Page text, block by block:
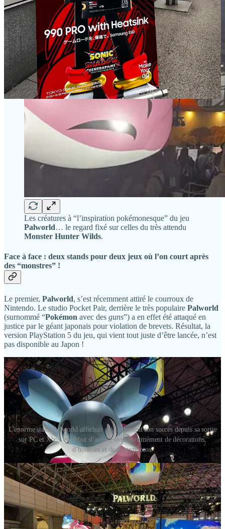
Les créatures à “l’inspiration pokémonesque” du jeu
Palworld… le regard fixé sur celles du très attendu
Monster Hunter Wilds.
Face à face : deux stands pour deux jeux où l’on court après
des “monstres” !
Le premier, Palworld, s’est récemment attiré le courroux de
Nintendo. Le studio Pocket Pair, derrière le très populaire Palworld
(surnommé “Pokémon avec des guns”) a en effet été attaqué en
justice par le géant japonais pour violation de brevets. Résultat, la
version PlayStation 5 du jeu, qui vient tout juste d’être lancée, n’est
pas disponible au Japon !
L'énorme stand Palworld affichait gaillardement son succès depuis sa sortie
sur PC et Xbox en début d’année, avec énormément de décorations,
d’hôtesses et de spots photos.